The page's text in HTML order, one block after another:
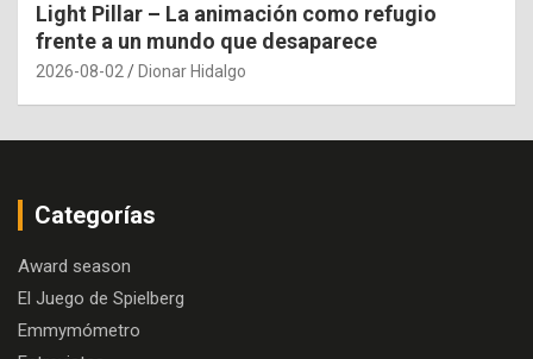
Light Pillar – La animación como refugio
frente a un mundo que desaparece
2026-08-02 Dionar Hidalgo
Categorías
Award season
El Juego de Spielberg
Emmymómetro